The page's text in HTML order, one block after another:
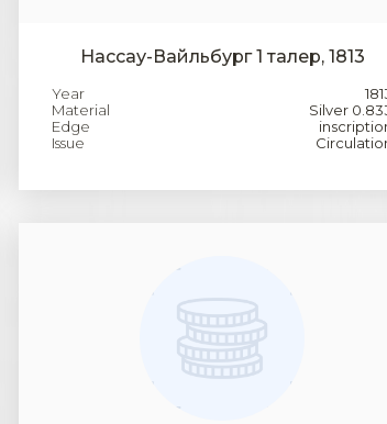
Нассау-Вайльбург 1 талер, 1813
Year
Material
Silver
Edge
Issue